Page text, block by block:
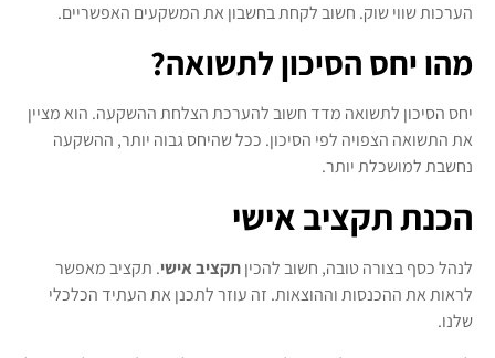
הערכות שווי שוק. חשוב לקחת בחשבון את המשקעים האפשריים.
מהו יחס הסיכון לתשואה?
יחס הסיכון לתשואה מדד חשוב להערכת הצלחת ההשקעה. הוא מציין
את התשואה הצפויה לפי הסיכון. ככל שהיחס גבוה יותר, ההשקעה
נחשבת למושכלת יותר.
הכנת תקציב אישי
לנהל כסף בצורה טובה, חשוב להכיןתקציב אישי. תקציב מאפשר
לראות את ההכנסות וההוצאות. זה עוזר לתכנן את העתיד הכלכלי
שלנו.